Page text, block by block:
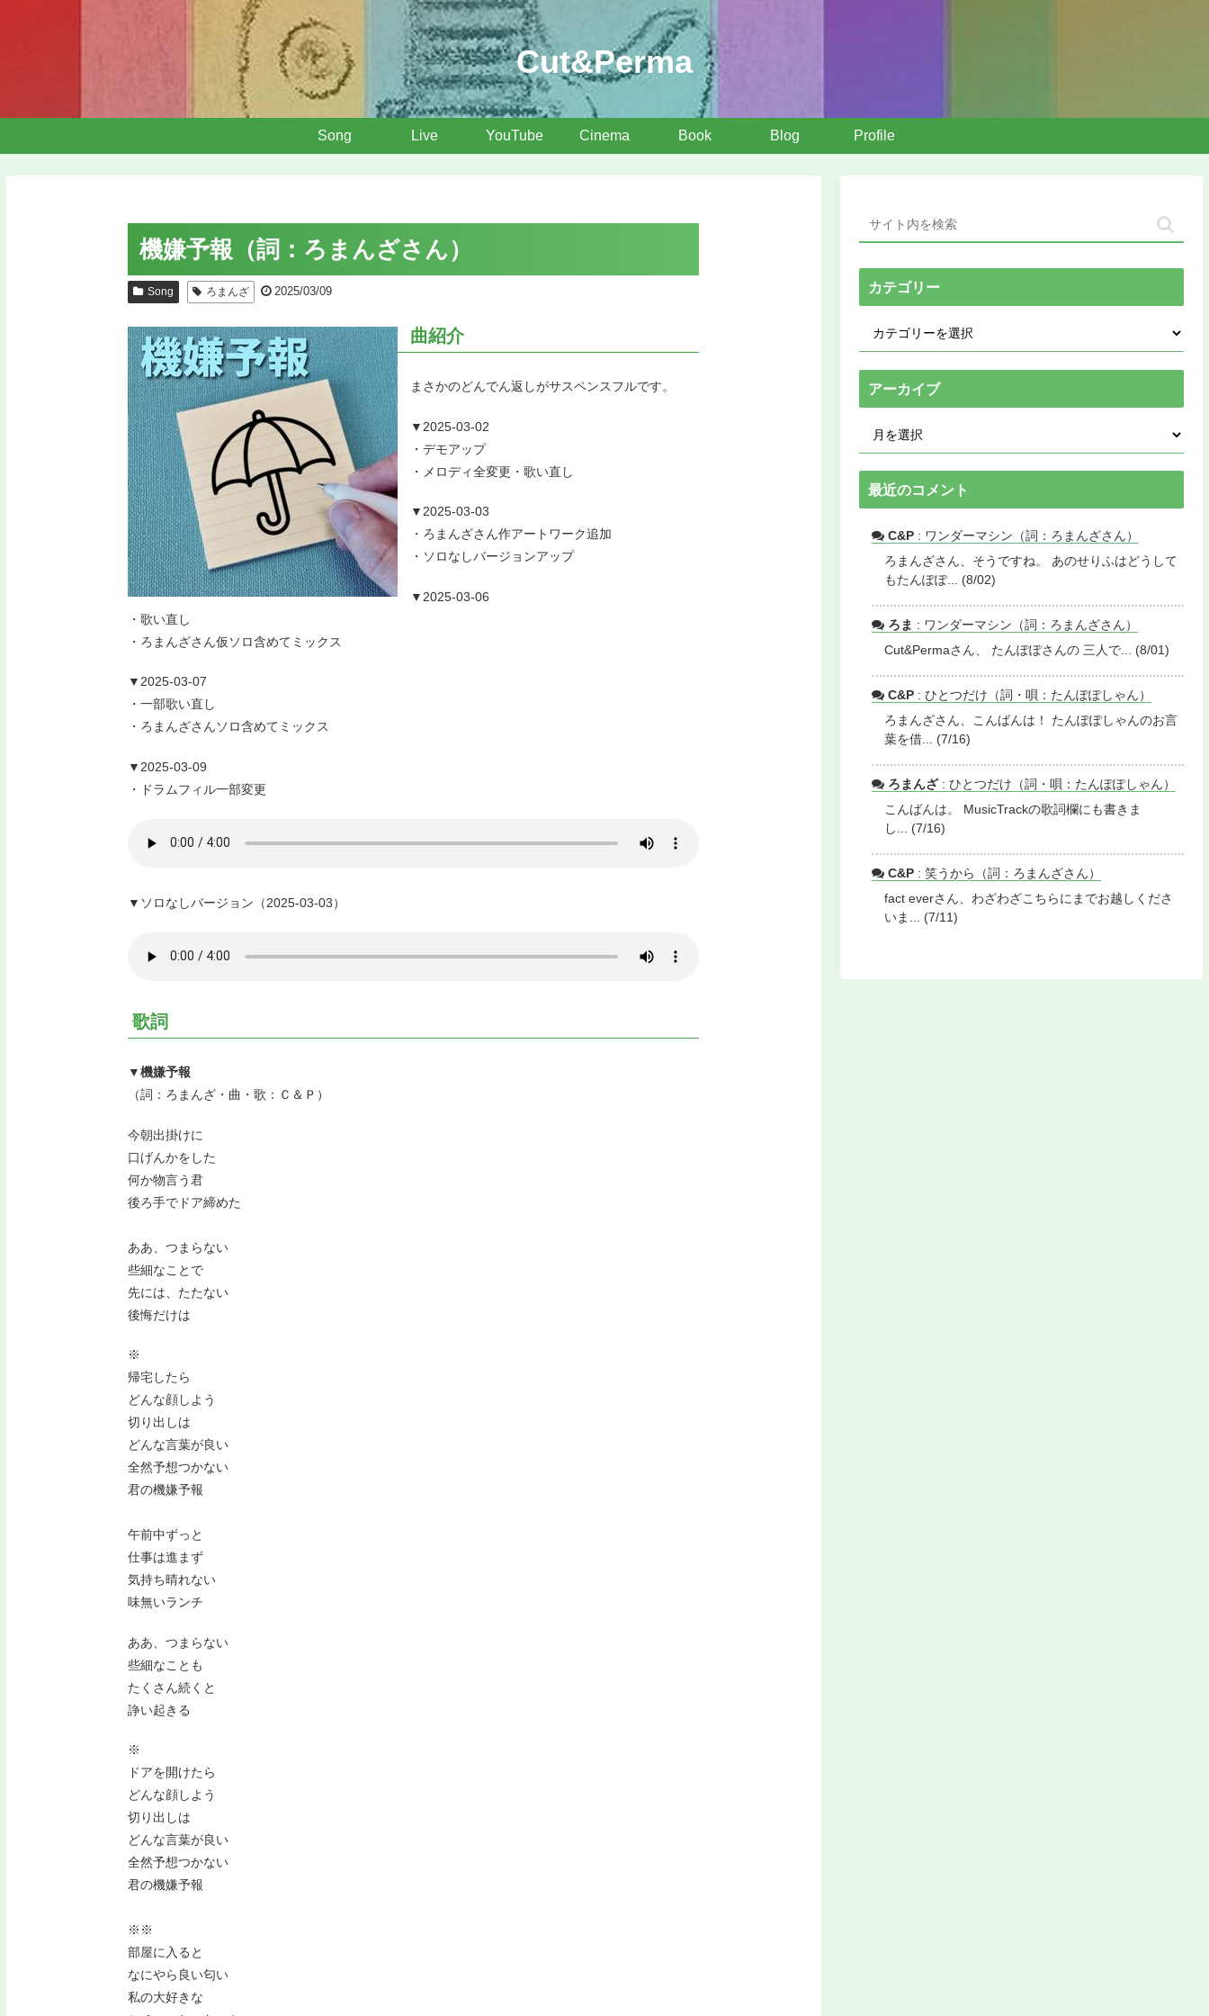
Cut&Perma
Song Live YouTube Cinema Book Blog Profile
機嫌予報（詞：ろまんざさん）
Song ろまんざ 2025/03/09
曲紹介
まさかのどんでん返しがサスペンスフルです。
▼2025-03-02
・デモアップ
・メロディ全変更・歌い直し
▼2025-03-03
・ろまんざさん作アートワーク追加
・ソロなしバージョンアップ
▼2025-03-06
・歌い直し
・ろまんざさん仮ソロ含めてミックス
▼2025-03-07
・一部歌い直し
・ろまんざさんソロ含めてミックス
▼2025-03-09
・ドラムフィル一部変更
▼ソロなしバージョン（2025-03-03）
歌詞
▼機嫌予報
（詞：ろまんざ・曲・歌：Ｃ＆Ｐ）
今朝出掛けに
口げんかをした
何か物言う君
後ろ手でドア締めた
ああ、つまらない
些細なことで
先には、たたない
後悔だけは
※
帰宅したら
どんな顔しよう
切り出しは
どんな言葉が良い
全然予想つかない
君の機嫌予報
午前中ずっと
仕事は進まず
気持ち晴れない
味無いランチ
ああ、つまらない
些細なことも
たくさん続くと
諍い起きる
※
ドアを開けたら
どんな顔しよう
切り出しは
どんな言葉が良い
全然予想つかない
君の機嫌予報
※※
部屋に入ると
なにやら良い匂い
私の大好きな
カテゴリー
アーカイブ
最近のコメント
C&P : ワンダーマシン（詞：ろまんざさん）
ろまんざさん、そうですね。 あのせりふはどうして
もたんぽぽ... (8/02)
ろま : ワンダーマシン（詞：ろまんざさん）
Cut&Permaさん、 たんぽぽさんの 三人で... (8/01)
C&P : ひとつだけ（詞・唄：たんぽぽしゃん）
ろまんざさん、こんばんは！ たんぽぽしゃんのお言
葉を借... (7/16)
ろまんざ: ひとつだけ（詞・唄：たんぽぽしゃん）
こんばんは。 MusicTrackの歌詞欄にも書きま
し... (7/16)
C&P : 笑うから（詞：ろまんざさん）
fact everさん、わざわざこちらにまでお越しくださ
いま... (7/11)